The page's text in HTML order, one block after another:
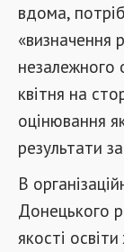
вдома,
«визначення
незалежного
квітня на
оцінювання
результати
В
Донецького
якості